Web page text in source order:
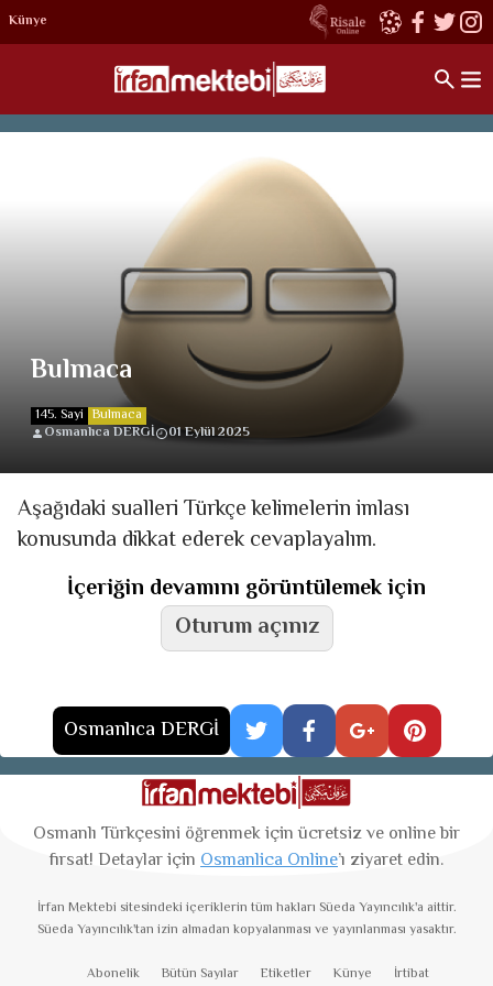
Künye
Bulmaca
145. Sayi Bulmaca
Osmanlıca DERGİ
01 Eylül 2025
Aşağıdaki sualleri Türkçe kelimelerin imlası
konusunda dikkat ederek cevaplayalım.
İçeriğin devamını görüntülemek için
Oturum açınız
Osmanlıca DERGİ
Osmanlı Türkçesini öğrenmek için ücretsiz ve online bir
fırsat! Detaylar için Osmanlica Online’ı ziyaret edin.
İrfan Mektebi sitesindeki içeriklerin tüm hakları Süeda Yayıncılık'a aittir.
Süeda Yayıncılık'tan izin almadan kopyalanması ve yayınlanması yasaktır.
Abonelik Bütün Sayılar Etiketler Künye İrtibat